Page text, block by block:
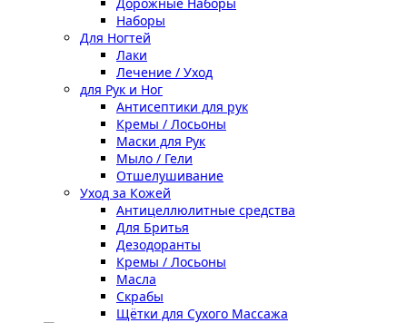
Наборы
Для Ногтей
Лаки
Лечение / Уход
для Рук и Ног
Антисептики для рук
Кремы / Лосьоны
Маски для Рук
Мыло / Гели
Отшелушивание
Уход за Кожей
Антицеллюлитные средства
Для Бритья
Дезодоранты
Кремы / Лосьоны
Масла
Скрабы
Щётки для Сухого Массажа